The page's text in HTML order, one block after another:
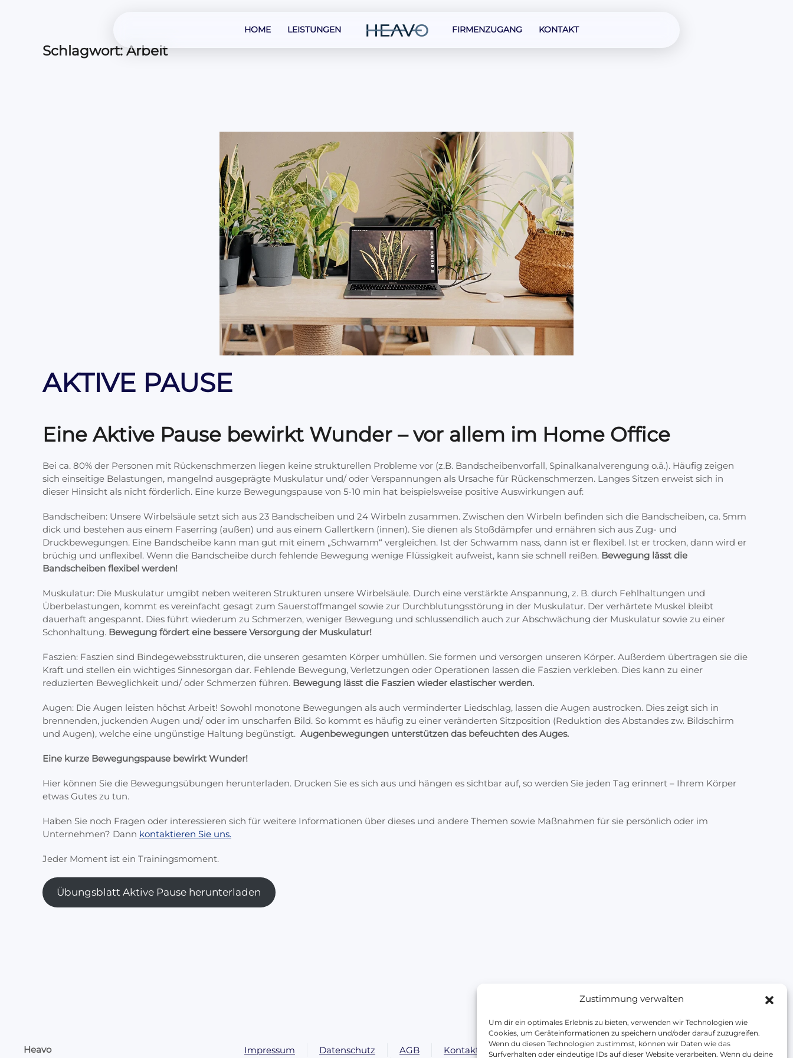
Zustimmung verwalten
Um dir ein optimales Erlebnis zu bieten, verwenden wir Technologien wie
Cookies, um Geräteinformationen zu speichern und/oder darauf zuzugreifen.
Wenn du diesen Technologien zustimmst, können wir Daten wie das
Surfverhalten oder eindeutige IDs auf dieser Website verarbeiten. Wenn du deine
HOME LEISTUNGEN FIRMENZUGANG KONTAKT
Schlagwort: Arbeit
AKTIVE PAUSE
Eine Aktive Pause bewirkt Wunder – vor allem im Home Office
Bei ca. 80% der Personen mit Rückenschmerzen liegen keine strukturellen Probleme vor (z.B. Bandscheibenvorfall, Spinalkanalverengung o.ä.). Häufig zeigen
sich einseitige Belastungen, mangelnd ausgeprägte Muskulatur und/ oder Verspannungen als Ursache für Rückenschmerzen. Langes Sitzen erweist sich in
dieser Hinsicht als nicht förderlich. Eine kurze Bewegungspause von 5-10 min hat beispielsweise positive Auswirkungen auf:
Bandscheiben: Unsere Wirbelsäule setzt sich aus 23 Bandscheiben und 24 Wirbeln zusammen. Zwischen den Wirbeln befinden sich die Bandscheiben, ca. 5mm
dick und bestehen aus einem Faserring (außen) und aus einem Gallertkern (innen). Sie dienen als Stoßdämpfer und ernähren sich aus Zug- und
Druckbewegungen. Eine Bandscheibe kann man gut mit einem „Schwamm“ vergleichen. Ist der Schwamm nass, dann ist er flexibel. Ist er trocken, dann wird er
brüchig und unflexibel. Wenn die Bandscheibe durch fehlende Bewegung wenige Flüssigkeit aufweist, kann sie schnell reißen. Bewegung lässt die
Bandscheiben flexibel werden!
Muskulatur: Die Muskulatur umgibt neben weiteren Strukturen unsere Wirbelsäule. Durch eine verstärkte Anspannung, z. B. durch Fehlhaltungen und
Überbelastungen, kommt es vereinfacht gesagt zum Sauerstoffmangel sowie zur Durchblutungsstörung in der Muskulatur. Der verhärtete Muskel bleibt
dauerhaft angespannt. Dies führt wiederum zu Schmerzen, weniger Bewegung und schlussendlich auch zur Abschwächung der Muskulatur sowie zu einer
Schonhaltung. Bewegung fördert eine bessere Versorgung der Muskulatur!
Faszien: Faszien sind Bindegewebsstrukturen, die unseren gesamten Körper umhüllen. Sie formen und versorgen unseren Körper. Außerdem übertragen sie die
Kraft und stellen ein wichtiges Sinnesorgan dar. Fehlende Bewegung, Verletzungen oder Operationen lassen die Faszien verkleben. Dies kann zu einer
reduzierten Beweglichkeit und/ oder Schmerzen führen. Bewegung lässt die Faszien wieder elastischer werden.
Augen: Die Augen leisten höchst Arbeit! Sowohl monotone Bewegungen als auch verminderter Liedschlag, lassen die Augen austrocken. Dies zeigt sich in
brennenden, juckenden Augen und/ oder im unscharfen Bild. So kommt es häufig zu einer veränderten Sitzposition (Reduktion des Abstandes zw. Bildschirm
und Augen), welche eine ungünstige Haltung begünstigt. Augenbewegungen unterstützen das befeuchten des Auges.
Eine kurze Bewegungspause bewirkt Wunder!
Hier können Sie die Bewegungsübungen herunterladen. Drucken Sie es sich aus und hängen es sichtbar auf, so werden Sie jeden Tag erinnert – Ihrem Körper
etwas Gutes zu tun.
Haben Sie noch Fragen oder interessieren sich für weitere Informationen über dieses und andere Themen sowie Maßnahmen für sie persönlich oder im
Unternehmen? Dann kontaktieren Sie uns.
Jeder Moment ist ein Trainingsmoment.
Übungsblatt Aktive Pause herunterladen
Heavo Impressum Datenschutz AGB Kontakt
Blog